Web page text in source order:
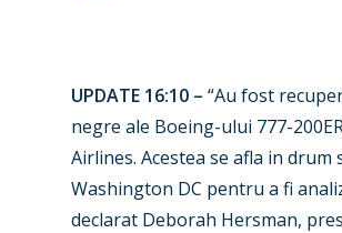
UPDATE 16:10 – “Au fost
negre ale Boeing-ului 777-
Airlines. Acestea se afla in drum
Washington DC pentru a fi
declarat Deborah Hersman,